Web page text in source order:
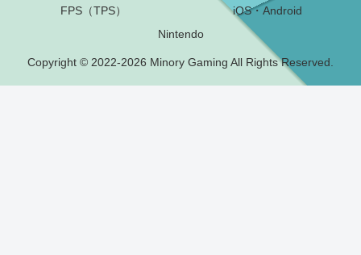
FPS（TPS）
iOS・Android
Nintendo
Copyright © 2022-2026 Minory Gaming All Rights Reserved.